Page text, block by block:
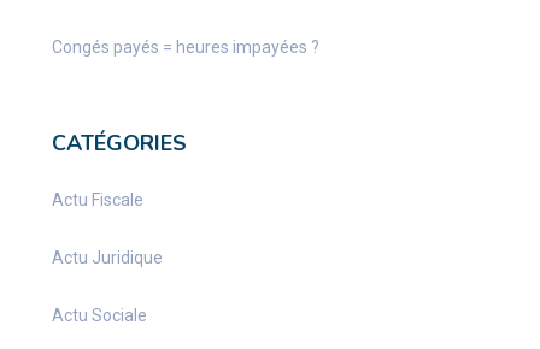
Congés payés = heures impayées ?
CATÉGORIES
Actu Fiscale
Actu Juridique
Actu Sociale